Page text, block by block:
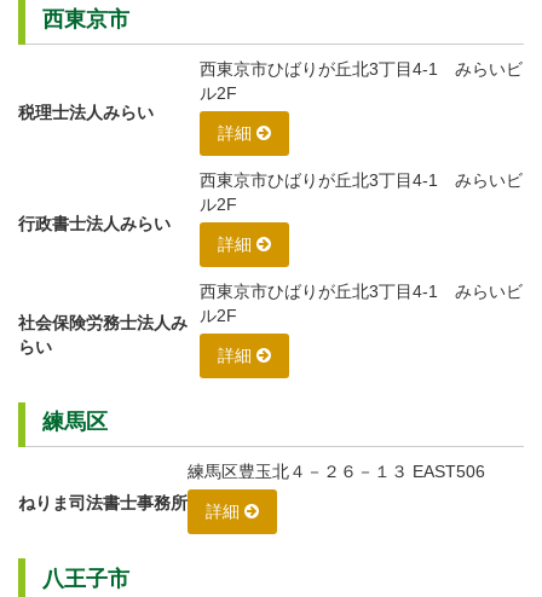
西東京市
税理士法人みらい
西東京市ひばりが丘北3丁目4-1 みらいビ
ル2F
詳細
行政書士法人みらい
西東京市ひばりが丘北3丁目4-1 みらいビ
ル2F
詳細
社会保険労務士法人み
らい
西東京市ひばりが丘北3丁目4-1 みらいビ
ル2F
詳細
練馬区
ねりま司法書士事務所
練馬区豊玉北４－２６－１３ EAST506
詳細
八王子市